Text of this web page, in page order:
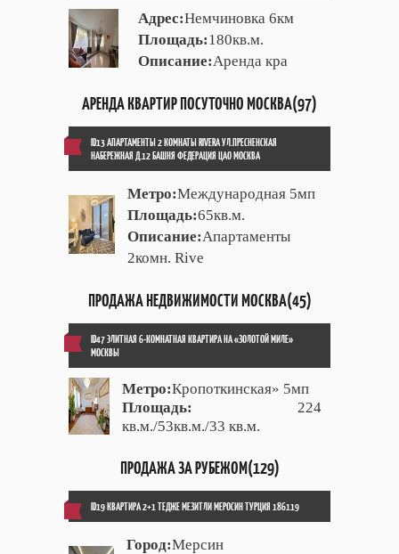
Адрес:Немчиновка 6км
Площадь:180кв.м.
Описание:Аренда кра
АРЕНДА КВАРТИР ПОСУТОЧНО МОСКВА(97)
ID13 АПАРТАМЕНТЫ 2 КОМНАТЫ RIVERA УЛ.ПРЕСНЕНСКАЯ
НАБЕРЕЖНАЯ Д.12 БАШНЯ ФЕДЕРАЦИЯ ЦАО МОСКВА
Метро:Международная 5мп
Площадь:65кв.м.
Описание:Апартаменты
2комн. Rive
ПРОДАЖА НЕДВИЖИМОСТИ МОСКВА(45)
ID47 ЭЛИТНАЯ 6-КОМНАТНАЯ КВАРТИРА НА «ЗОЛОТОЙ МИЛЕ»
МОСКВЫ
Метро:Кропоткинская» 5мп
Площадь:
224
кв.м./53кв.м./33 кв.м.
ПРОДАЖА ЗА РУБЕЖОМ(129)
ID19 КВАРТИРА 2+1 ТЕДЖЕ МЕЗИТЛИ МЕРОСИН ТУРЦИЯ 186119
Город:Мерсин